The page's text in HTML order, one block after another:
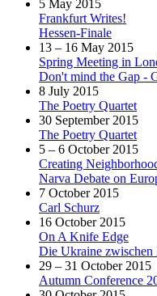
5 May 2015
Frankfurt Writes!
Hessen-Finale
13 – 16 May 2015
Spring Meeting in
Don't mind the Gap -
8 July 2015
The Poetry Quartet
30 September 2015
The Poetry Quartet
5 – 6 October 2015
Creating
Narva Debate on
7 October 2015
Carl Schurz
16 October 2015
On A Knife Edge
Die Ukraine zwischen
29 – 31 October 2015
Autumn Conference